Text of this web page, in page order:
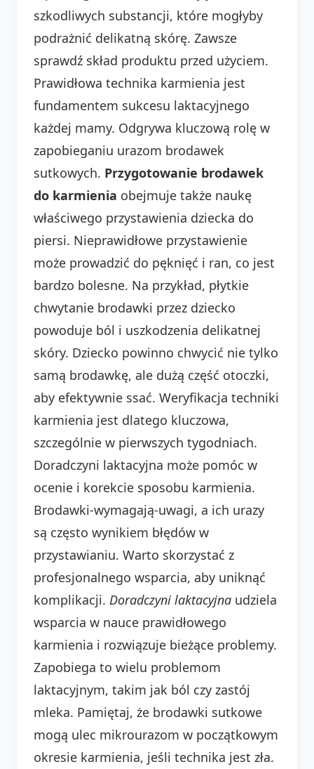
szkodliwych substancji, które mogłyby
podrażnić delikatną skórę. Zawsze
sprawdź skład produktu przed użyciem.
Prawidłowa technika karmienia jest
fundamentem sukcesu laktacyjnego
każdej mamy. Odgrywa kluczową rolę w
zapobieganiu urazom brodawek
sutkowych. Przygotowanie brodawek
do karmienia obejmuje także naukę
właściwego przystawienia dziecka do
piersi. Nieprawidłowe przystawienie
może prowadzić do pęknięć i ran, co jest
bardzo bolesne. Na przykład, płytkie
chwytanie brodawki przez dziecko
powoduje ból i uszkodzenia delikatnej
skóry. Dziecko powinno chwycić nie tylko
samą brodawkę, ale dużą część otoczki,
aby efektywnie ssać. Weryfikacja techniki
karmienia jest dlatego kluczowa,
szczególnie w pierwszych tygodniach.
Doradczyni laktacyjna może pomóc w
ocenie i korekcie sposobu karmienia.
Brodawki-wymagają-uwagi, a ich urazy
są często wynikiem błędów w
przystawianiu. Warto skorzystać z
profesjonalnego wsparcia, aby uniknąć
komplikacji. Doradczyni laktacyjna udziela
wsparcia w nauce prawidłowego
karmienia i rozwiązuje bieżące problemy.
Zapobiega to wielu problemom
laktacyjnym, takim jak ból czy zastój
mleka. Pamiętaj, że brodawki sutkowe
mogą ulec mikrourazom w początkowym
okresie karmienia, jeśli technika jest zła.